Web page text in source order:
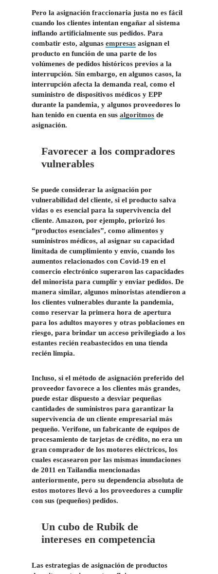
Pero la asignación fraccionaria justa no es fácil
cuando los clientes intentan engañar al sistema
inflando artificialmente sus pedidos. Para
combatir esto, algunas empresas asignan el
producto en función de una parte de los
volúmenes de pedidos históricos previos a la
interrupción. Sin embargo, en algunos casos, la
interrupción afecta la demanda real, como el
suministro de dispositivos médicos y EPP
durante la pandemia, y algunos proveedores lo
han tenido en cuenta en sus algoritmos de
asignación.
Favorecer a los compradores
vulnerables
Se puede considerar la asignación por
vulnerabilidad del cliente, si el producto salva
vidas o es esencial para la supervivencia del
cliente. Amazon, por ejemplo, priorizó los
“productos esenciales”, como alimentos y
suministros médicos, al asignar su capacidad
limitada de cumplimiento y envío, cuando los
aumentos relacionados con Covid-19 en el
comercio electrónico superaron las capacidades
del minorista para cumplir y enviar pedidos. De
manera similar, algunos minoristas atendieron a
los clientes vulnerables durante la pandemia,
como reservar la primera hora de apertura
para los adultos mayores y otras poblaciones en
riesgo, para brindar un acceso privilegiado a los
estantes recién reabastecidos en una tienda
recién limpia.
Incluso, si el método de asignación preferido del
proveedor favorece a los clientes más grandes,
puede estar dispuesto a desviar pequeñas
cantidades de suministros para garantizar la
supervivencia de un cliente empresarial más
pequeño. Verifone, un fabricante de equipos de
procesamiento de tarjetas de crédito, no era un
gran comprador de los motores eléctricos, los
cuales escasearon por las mismas inundaciones
de 2011 en Tailandia mencionadas
anteriormente, pero su dependencia absoluta de
estos motores llevó a los proveedores a cumplir
con sus (pequeños) pedidos.
Un cubo de Rubik de
intereses en competencia
Las estrategias de asignación de productos